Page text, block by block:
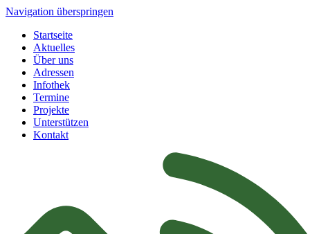
Navigation überspringen
Startseite
Aktuelles
Über uns
Adressen
Infothek
Termine
Projekte
Unterstützen
Kontakt